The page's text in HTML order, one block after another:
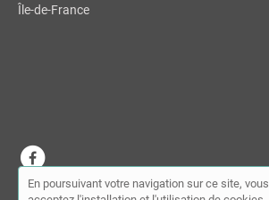
Île-de-France
© MDSL | Annuaire des chiropracteurs 2026 |
En poursuivant votre navigation sur ce site, vous